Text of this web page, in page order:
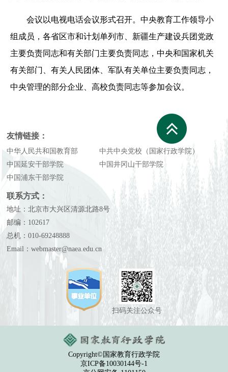
会议以电视电话会议形式召开。中央教育工作领导小
组成员，各省区市和计划单列市、新疆生产建设兵团党政
主要负责同志和有关部门主要负责同志，中央和国家机关
有关部门、有关人民团体、军队有关单位主要负责同志，
中央管理的部分企业、高校负责同志等参加会议。
友情链接：
中华人民共和国教育部
中共中央党校（国家行政学院）
中国延安干部学院
中国井冈山干部学院
中国浦东干部学院
联系方式：
地址：北京市大兴区清源北路8号
邮编：102617
总机：010-69248888
Email：webmaster@naea.edu.cn
扫码关注公众号
Copyright©国家教育行政学院
京ICP备10030144号-1